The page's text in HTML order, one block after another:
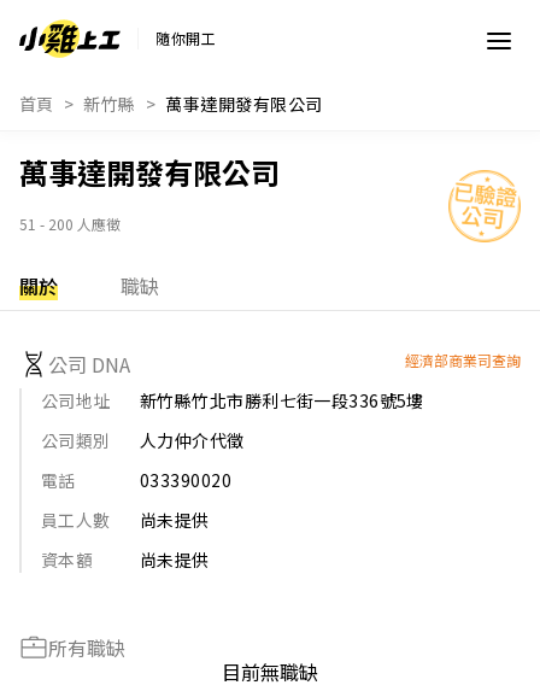
隨你開工
首頁 新竹縣 萬事達開發有限公司
萬事達開發有限公司
51 - 200 人應徵
關於 職缺
公司 DNA 經濟部商業司查詢
公司地址
新竹縣竹北市勝利七街一段336號5塿
公司類別
人力仲介代徵
電話
033390020
員工人數
尚未提供
資本額
尚未提供
所有職缺
目前無職缺